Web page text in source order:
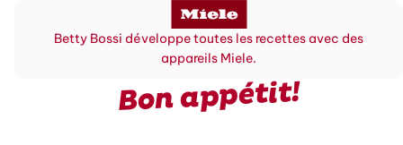
Betty Bossi développe toutes les recettes avec des
appareils Miele.
Bon appétit!